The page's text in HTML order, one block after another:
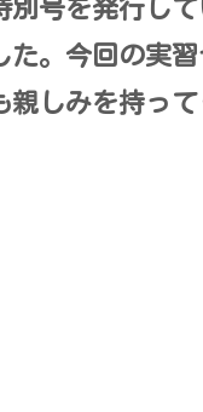
別号を発行し
た。今回の実
しみを持って